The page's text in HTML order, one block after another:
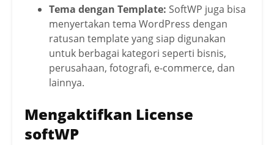
Tema dengan Template: SoftWP juga bisa
menyertakan tema WordPress dengan
ratusan template yang siap digunakan
untuk berbagai kategori seperti bisnis,
perusahaan, fotografi, e-commerce, dan
lainnya.
Mengaktifkan License
softWP